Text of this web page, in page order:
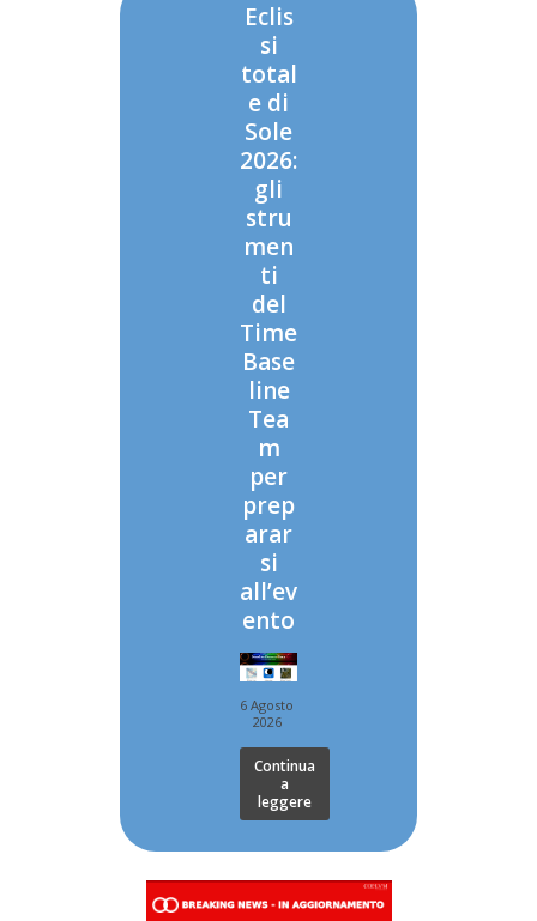
Eclis
si
total
e di
Sole
2026:
gli
stru
men
ti
del
Time
Base
line
Tea
m
per
prep
arar
si
all’ev
ento
6 Agosto
2026
Continua
a
leggere